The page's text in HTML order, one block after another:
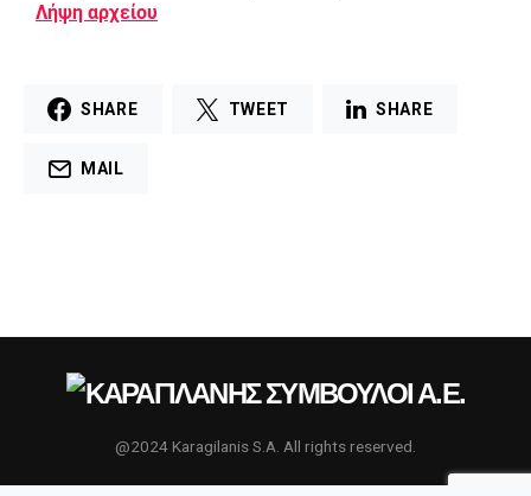
Λήψη αρχείου
SHARE TWEET SHARE
MAIL
@2024 Karagilanis S.A. All rights reserved.